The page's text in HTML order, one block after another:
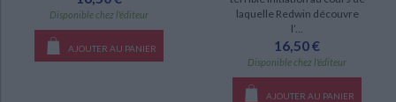
Disponible chez l'éditeur
AJOUTER AU PANIER
laquelle Redwin découvre
l’...
16,50 €
Disponible chez l'éditeur
AJOUTER AU PANIER